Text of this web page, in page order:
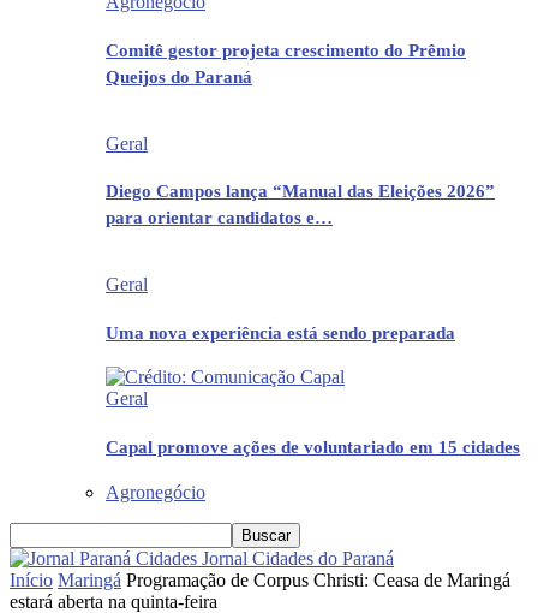
Comitê gestor projeta crescimento do Prêmio
Queijos do Paraná
Geral
Diego Campos lança “Manual das Eleições 2026”
para orientar candidatos e…
Geral
Uma nova experiência está sendo preparada
Geral
Capal promove ações de voluntariado em 15 cidades
Agronegócio
Jornal Cidades do Paraná
Início Maringá Programação de Corpus Christi: Ceasa de Maringá
estará aberta na quinta-feira